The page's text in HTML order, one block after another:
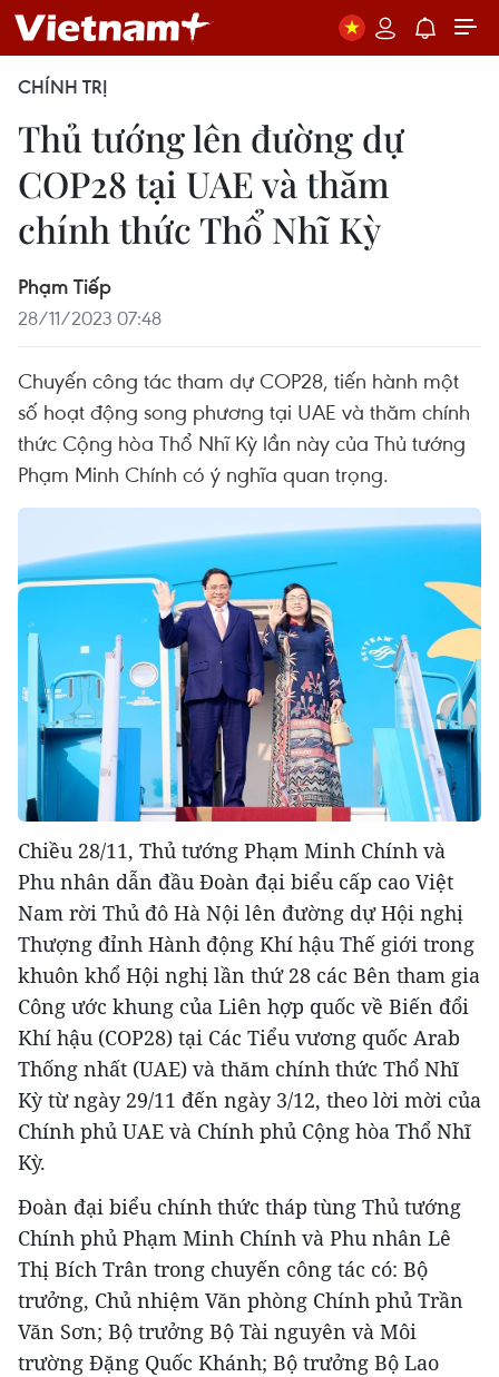
CHÍNH TRỊ
Thủ tướng lên đường dự
COP28 tại UAE và thăm
chính thức Thổ Nhĩ Kỳ
Phạm Tiếp
28/11/2023 07:48
Chuyến công tác tham dự COP28, tiến hành một
số hoạt động song phương tại UAE và thăm chính
thức Cộng hòa Thổ Nhĩ Kỳ lần này của Thủ tướng
Phạm Minh Chính có ý nghĩa quan trọng.
Chiều 28/11, Thủ tướng Phạm Minh Chính và
Phu nhân dẫn đầu Đoàn đại biểu cấp cao Việt
Nam rời Thủ đô Hà Nội lên đường dự Hội nghị
Thượng đỉnh Hành động Khí hậu Thế giới trong
khuôn khổ Hội nghị lần thứ 28 các Bên tham gia
Công ước khung của Liên hợp quốc về Biến đổi
Khí hậu (COP28) tại Các Tiểu vương quốc Arab
Thống nhất (UAE) và thăm chính thức Thổ Nhĩ
Kỳ từ ngày 29/11 đến ngày 3/12, theo lời mời của
Chính phủ UAE và Chính phủ Cộng hòa Thổ Nhĩ
Kỳ.
Đoàn đại biểu chính thức tháp tùng Thủ tướng
Chính phủ Phạm Minh Chính và Phu nhân Lê
Thị Bích Trân trong chuyến công tác có: Bộ
trưởng, Chủ nhiệm Văn phòng Chính phủ Trần
Văn Sơn; Bộ trưởng Bộ Tài nguyên và Môi
trường Đặng Quốc Khánh; Bộ trưởng Bộ Lao